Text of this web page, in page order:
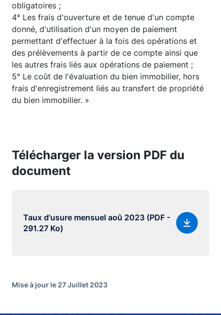
obligatoires ;
4° Les frais d'ouverture et de tenue d'un compte
donné, d'utilisation d'un moyen de paiement
permettant d'effectuer à la fois des opérations et
des prélèvements à partir de ce compte ainsi que
les autres frais liés aux opérations de paiement ;
5° Le coût de l'évaluation du bien immobilier, hors
frais d'enregistrement liés au transfert de propriété
du bien immobilier. »
Télécharger la version PDF du
document
Taux d'usure mensuel aoû 2023 (PDF -
291.27 Ko)
Mise à jour le 27 Juillet 2023